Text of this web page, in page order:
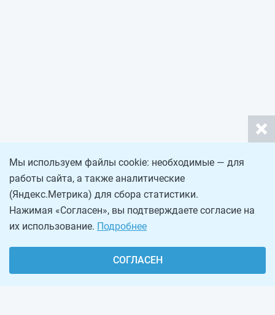
Мы используем файлы cookie: необходимые — для
работы сайта, а также аналитические
(Яндекс.Метрика) для сбора статистики.
Нажимая «Согласен», вы подтверждаете согласие на
их использование. Подробнее
СОГЛАСЕН